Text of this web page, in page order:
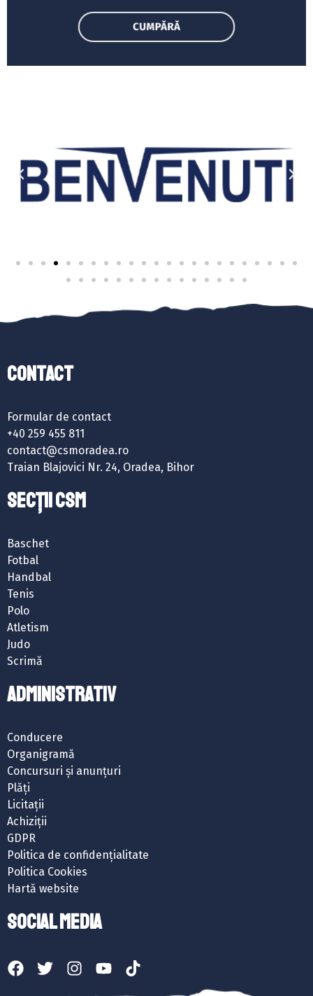
Contact
Formular de contact
+40 259 455 811
contact@csmoradea.ro
Traian Blajovici Nr. 24, Oradea, Bihor
SECȚII CSM
Baschet
Fotbal
Handbal
Tenis
Polo
Atletism
Judo
Scrimă
ADMINISTRATIV
Conducere
Organigramă
Concursuri și anunțuri
Plăți
Licitații
Achiziții
GDPR
Politica de confidențialitate
Politica Cookies
Hartă website
SOCIAL MEDIA